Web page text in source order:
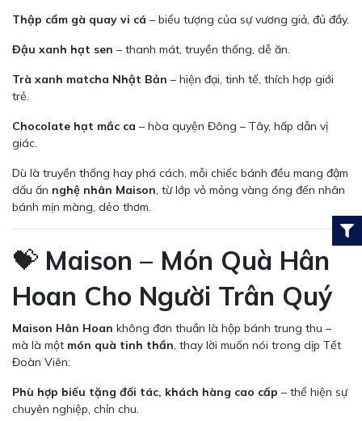
Thập cẩm gà quay vi cá – biểu tượng của sự vương giả, đủ đầy.
Đậu xanh hạt sen – thanh mát, truyền thống, dễ ăn.
Trà xanh matcha Nhật Bản – hiện đại, tinh tế, thích hợp giới
trẻ.
Chocolate hạt mắc ca – hòa quyện Đông – Tây, hấp dẫn vị
giác.
Dù là truyền thống hay phá cách, mỗi chiếc bánh đều mang đậm
dấu ấn nghệ nhân Maison, từ lớp vỏ mỏng vàng óng đến nhân
bánh mịn màng, dẻo thơm.
💝 Maison – Món Quà Hân
Hoan Cho Người Trân Quý
Maison Hân Hoan không đơn thuần là hộp bánh trung thu –
mà là một món quà tinh thần, thay lời muốn nói trong dịp Tết
Đoàn Viên:
Phù hợp biếu tặng đối tác, khách hàng cao cấp – thể hiện sự
chuyên nghiệp, chỉn chu.